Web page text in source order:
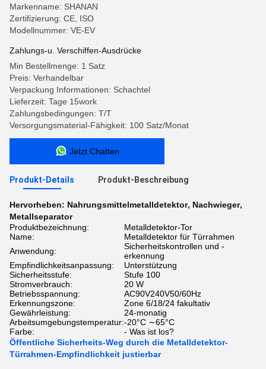
Markenname: SHANAN
Zertifizierung: CE, ISO
Modellnummer: VE-EV
Zahlungs-u. Verschiffen-Ausdrücke
Min Bestellmenge: 1 Satz
Preis: Verhandelbar
Verpackung Informationen: Schachtel
Lieferzeit: Tage 15work
Zahlungsbedingungen: T/T
Versorgungsmaterial-Fähigkeit: 100 Satz/Monat
Jetzt Chatten
Produkt-Details Produkt-Beschreibung
Hervorheben: Nahrungsmittelmetalldetektor, Nachwieger,
Metallseparator
Produktbezeichnung:
Metalldetektor-Tor
Name:
Metalldetektor für Türrahmen
Anwendung:
Sicherheitskontrollen und -
erkennung
Empfindlichkeitsanpassung:
Unterstützung
Sicherheitsstufe:
Stufe 100
Stromverbrauch:
20 W
Betriebsspannung:
AC90V240V50/60Hz
Erkennungszone:
Zone 6/18/24 fakultativ
Gewährleistung:
24-monatig
Arbeitsumgebungstemperatur:-20°C ∼65°C
Farbe:
- Was ist los?
Öffentliche Sicherheits-Weg durch die Metalldetektor-
Türrahmen-Empfindlichkeit justierbar